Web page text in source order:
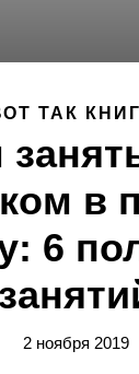
ТАК
в
6
2 ноября 2019